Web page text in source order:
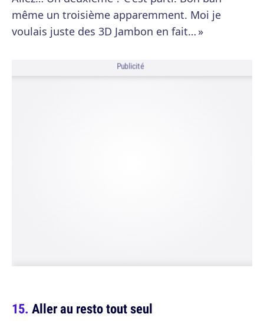
même un troisième apparemment. Moi je
voulais juste des 3D Jambon en fait… »
Publicité
Aller au resto tout seul